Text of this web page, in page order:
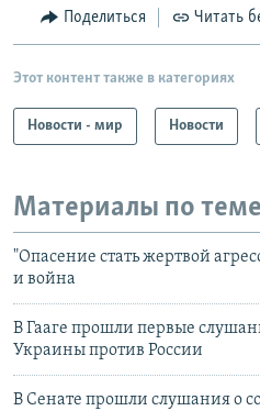
Поделиться Читать
Этот контент также в категориях
Новости - мир Новости
Материалы по теме
"Опасение стать жертвой
и война
В Гааге прошли первые
Украины против России
В Сенате прошли слушания о